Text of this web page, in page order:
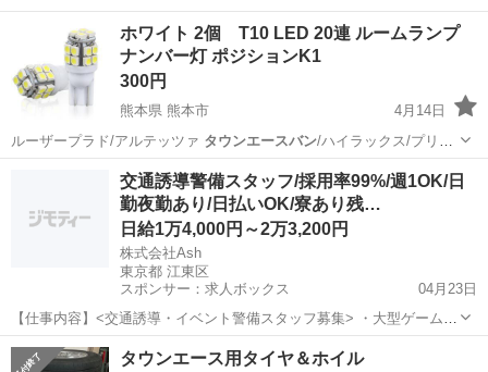
ス …
その他 ポジション
ホワイト 2個 T10 LED 20連 ルームランプ
ナンバー灯 ポジションK1
300円
熊本県 熊本市
4月14日
ルーザープラド/アルテッツァ タウンエースバン/ハイラックス/プリウ
ス …
その他 ポジション
交通誘導警備スタッフ/採用率99%/週1OK/日
勤夜勤あり/日払いOK/寮あり残…
日給1万4,000円～2万3,200円
株式会社Ash
東京都 江東区
スポンサー：求人ボックス
04月23日
【仕事内容】<交通誘導・イベント警備スタッフ募集> ・大型ゲームイ
ベント ・スポーツ・地域イベント ・工事現場 など、さまざまな現場
で「安全を支える」警備会社です。 若手スタッフも多数活躍中! 未経
アルバイト・パート
タウンエース用タイヤ＆ホイル